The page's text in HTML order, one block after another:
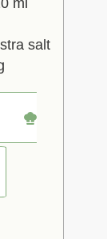
ml
salt